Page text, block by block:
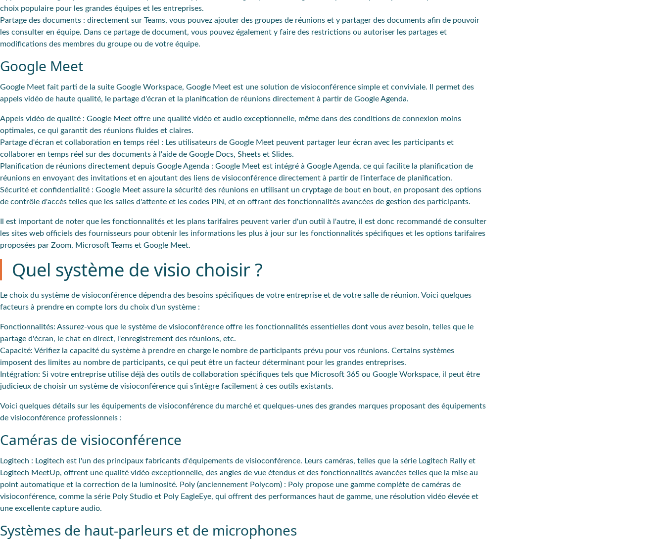
choix populaire pour les grandes équipes et les entreprises.
Partage des documents : directement sur Teams, vous pouvez ajouter des groupes de réunions et y partager des documents afin de pouvoir
les consulter en équipe. Dans ce partage de document, vous pouvez également y faire des restrictions ou autoriser les partages et
modifications des membres du groupe ou de votre équipe.
Google Meet
Google Meet fait parti de la suite Google Workspace, Google Meet est une solution de visioconférence simple et conviviale. Il permet des
appels vidéo de haute qualité, le partage d'écran et la planification de réunions directement à partir de Google Agenda.
Appels vidéo de qualité : Google Meet offre une qualité vidéo et audio exceptionnelle, même dans des conditions de connexion moins
optimales, ce qui garantit des réunions fluides et claires.
Partage d'écran et collaboration en temps réel : Les utilisateurs de Google Meet peuvent partager leur écran avec les participants et
collaborer en temps réel sur des documents à l'aide de Google Docs, Sheets et Slides.
Planification de réunions directement depuis Google Agenda : Google Meet est intégré à Google Agenda, ce qui facilite la planification de
réunions en envoyant des invitations et en ajoutant des liens de visioconférence directement à partir de l'interface de planification.
Sécurité et confidentialité : Google Meet assure la sécurité des réunions en utilisant un cryptage de bout en bout, en proposant des options
de contrôle d'accès telles que les salles d'attente et les codes PIN, et en offrant des fonctionnalités avancées de gestion des participants.
Il est important de noter que les fonctionnalités et les plans tarifaires peuvent varier d'un outil à l'autre, il est donc recommandé de consulter
les sites web officiels des fournisseurs pour obtenir les informations les plus à jour sur les fonctionnalités spécifiques et les options tarifaires
proposées par Zoom, Microsoft Teams et Google Meet.
Quel système de visio choisir ?
Le choix du système de visioconférence dépendra des besoins spécifiques de votre entreprise et de votre salle de réunion. Voici quelques
facteurs à prendre en compte lors du choix d'un système :
Fonctionnalités: Assurez-vous que le système de visioconférence offre les fonctionnalités essentielles dont vous avez besoin, telles que le
partage d'écran, le chat en direct, l'enregistrement des réunions, etc.
Capacité: Vérifiez la capacité du système à prendre en charge le nombre de participants prévu pour vos réunions. Certains systèmes
imposent des limites au nombre de participants, ce qui peut être un facteur déterminant pour les grandes entreprises.
Intégration: Si votre entreprise utilise déjà des outils de collaboration spécifiques tels que Microsoft 365 ou Google Workspace, il peut être
judicieux de choisir un système de visioconférence qui s'intègre facilement à ces outils existants.
Voici quelques détails sur les équipements de visioconférence du marché et quelques-unes des grandes marques proposant des équipements
de visioconférence professionnels :
Caméras de visioconférence
Logitech : Logitech est l'un des principaux fabricants d'équipements de visioconférence. Leurs caméras, telles que la série Logitech Rally et
Logitech MeetUp, offrent une qualité vidéo exceptionnelle, des angles de vue étendus et des fonctionnalités avancées telles que la mise au
point automatique et la correction de la luminosité. Poly (anciennement Polycom) : Poly propose une gamme complète de caméras de
visioconférence, comme la série Poly Studio et Poly EagleEye, qui offrent des performances haut de gamme, une résolution vidéo élevée et
une excellente capture audio.
Systèmes de haut-parleurs et de microphones